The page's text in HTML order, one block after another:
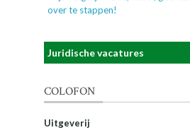
over te stappen!
Juridische vacatures
COLOFON
Uitgeverij